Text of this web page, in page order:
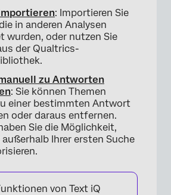
: Importieren Sie
in anderen Analysen
wurden, oder nutzen Sie
der Qualtrics-
zu Antworten
: Sie können Themen
einer bestimmten Antwort
oder daraus entfernen.
Sie die Möglichkeit,
außerhalb Ihrer ersten Suche
von Text iQ